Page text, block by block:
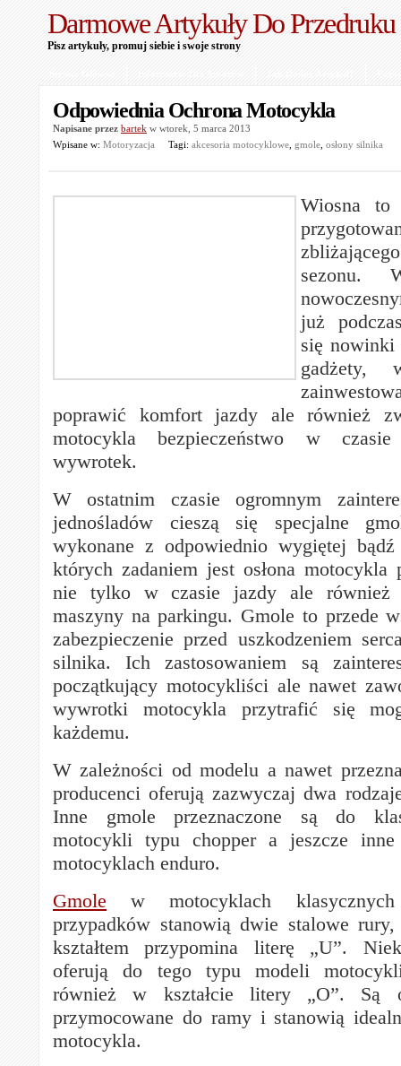
Darmowe Artykuły Do Przedruku
Pisz artykuły, promuj siebie i swoje strony
Odpowiednia Ochrona Motocykla
Napisane przez bartek w wtorek, 5 marca 2013
Wpisane w: Motoryzacja Tagi: akcesoria motocyklowe gmole osłony silnika
Wiosna to
sezonu.
już
się nowinki
gadżety,
poprawić komfort jazdy ale również
motocykla bezpieczeństwo w czasie
wywrotek.
W ostatnim czasie ogromnym
jednośladów cieszą się specjalne
wykonane z odpowiednio wygiętej bądź
których zadaniem jest osłona motocykla
nie tylko w czasie jazdy ale również
maszyny na parkingu. Gmole to przede
zabezpieczenie przed uszkodzeniem
silnika. Ich zastosowaniem są
początkujący motocykliści ale nawet
wywrotki motocykla przytrafić się
każdemu.
W zależności od modelu a nawet
producenci oferują zazwyczaj dwa
Inne gmole przeznaczone są do
motocykli typu chopper a jeszcze
motocyklach enduro.
Gmole w motocyklach
przypadków stanowią dwie stalowe
kształtem przypomina literę „U”.
oferują do tego typu modeli
również w kształcie litery „O”. Są
przymocowane do ramy i stanowią
motocykla.